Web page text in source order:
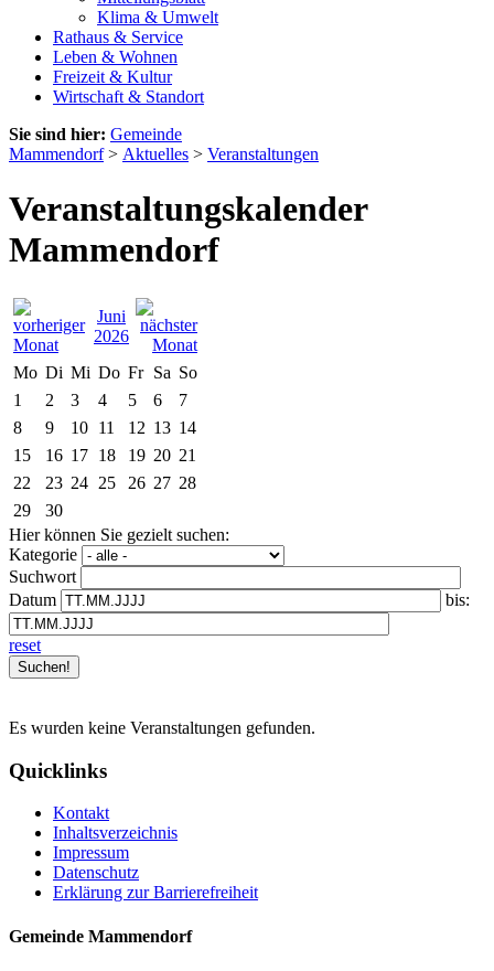
Klima & Umwelt
Rathaus & Service
Leben & Wohnen
Freizeit & Kultur
Wirtschaft & Standort
Sie sind hier: Gemeinde
Mammendorf> Aktuelles > Veranstaltungen
Veranstaltungskalender
Mammendorf
Juni
2026
Mo Di Mi Do Fr Sa So
1
2 3 4 5 6
7
8
9 10 11 12 13 14
15
16 17 18 19 20 21
22
23 24 25 26 27 28
29
30
Hier können Sie gezielt suchen:
Kategorie
Suchwort
Datum
bis:
reset
Es wurden keine Veranstaltungen gefunden.
Quicklinks
Kontakt
Inhaltsverzeichnis
Impressum
Datenschutz
Erklärung zur Barrierefreiheit
Gemeinde Mammendorf